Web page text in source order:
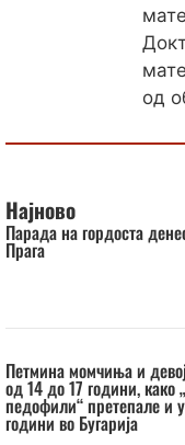
од
Најново
Парада на гордоста
Прага
Петмина момчиња и
од 14 до 17 години, како
педофили“ претепале и
години во Бугарија